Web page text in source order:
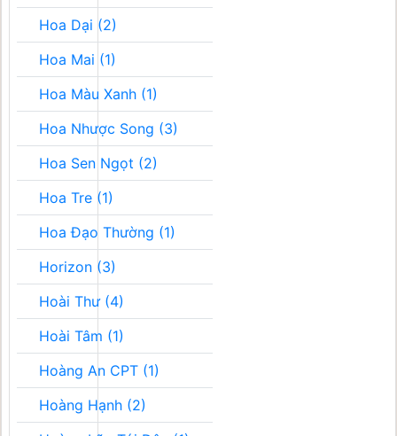
Hoa Dại (2)
Hoa Mai (1)
Hoa Màu Xanh (1)
Hoa Nhược Song (3)
Hoa Sen Ngọt (2)
Hoa Tre (1)
Hoa Đạo Thường (1)
Horizon (3)
Hoài Thư (4)
Hoài Tâm (1)
Hoàng An CPT (1)
Hoàng Hạnh (2)